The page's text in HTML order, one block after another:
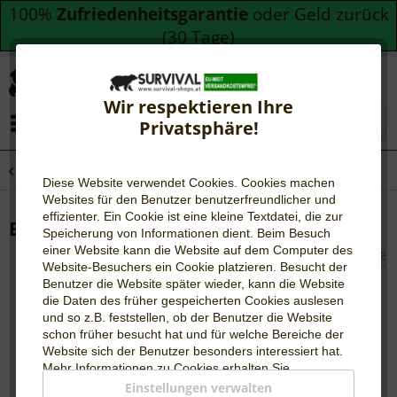
100% Zufriedenheitsgarantie oder Geld zurück
(30 Tage)
Wir respektieren Ihre
Privatsphäre!
Diese Website verwendet Cookies. Cookies machen
Websites für den Benutzer benutzerfreundlicher und
effizienter. Ein Cookie ist eine kleine Textdatei, die zur
Speicherung von Informationen dient. Beim Besuch
einer Website kann die Website auf dem Computer des
Website-Besuchers ein Cookie platzieren. Besucht der
Benutzer die Website später wieder, kann die Website
die Daten des früher gespeicherten Cookies auslesen
und so z.B. feststellen, ob der Benutzer die Website
schon früher besucht hat und für welche Bereiche der
Website sich der Benutzer besonders interessiert hat.
Mehr Informationen zu Cookies erhalten Sie
WIKIPEDIA.
Einstellungen verwalten
BioLite Kettle Pot